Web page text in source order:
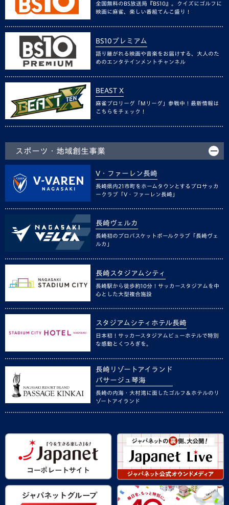
全国無料のBS放送局『BS10』。クイズにゴルフに
映画に麻雀、楽しい番組てんこ盛り！
BS10プレミアム
語り継がれる映画や音楽をお届けする、大人のた
めのエンタテインメントチャンネル
BEAST X
麻雀プロリーグ「Mリーグ」参戦中！最新情報は
こちらをチェック！
スポーツ・地域創生事業
V・ファーレン長崎
長崎県内21市町をホームタウンとするプロサッカ
ークラブ「V・ファーレン長崎」
長崎ヴェルカ
長崎初のプロバスケットボールクラブ「長崎ヴェ
ルカ」
長崎スタジアムシティ
長崎駅から徒歩約10分！サッカースタジアムを中
心とした大型複合施設
スタジアムシティホテル長崎
日本初！サッカースタジアムビューホテルで特別
な感動とくつろぎを。
長崎リゾートアイランド
パサージュ琴海
長崎の内海・大村湾に面したゴルフ＆ホテルのリ
ゾートアイランド